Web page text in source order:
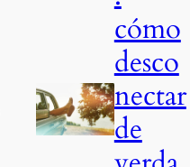
cómo
desco
nectar
de